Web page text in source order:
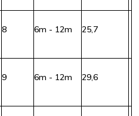
8 6m - 12m 25,7
9 6m - 12m 29,6